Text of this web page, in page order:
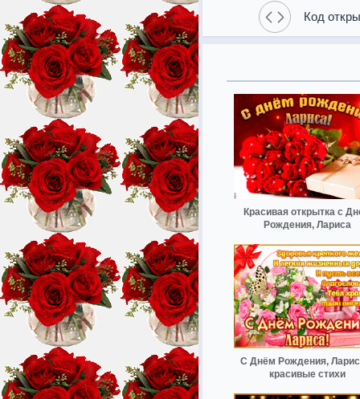
Код
Красивая открытка с
Рождения, Лариса
С Днём Рождения,
красивые стихи